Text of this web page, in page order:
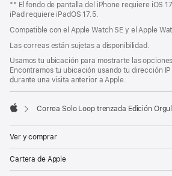
** El fondo de pantalla del iPhone requiere iOS
iPad requiere iPadOS 17.5.
Compatible con el Apple Watch SE y el Apple
Las correas están sujetas a disponibilidad.
Usamos tu ubicación para mostrarte las
Encontramos tu ubicación usando tu dirección
durante una visita anterior a Apple.
Correa Solo Loop trenzada Edición
Ver y comprar
Cartera de Apple